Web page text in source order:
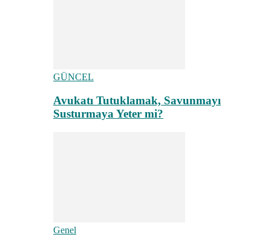
GÜNCEL
Avukatı Tutuklamak, Savunmayı
Susturmaya Yeter mi?
Genel